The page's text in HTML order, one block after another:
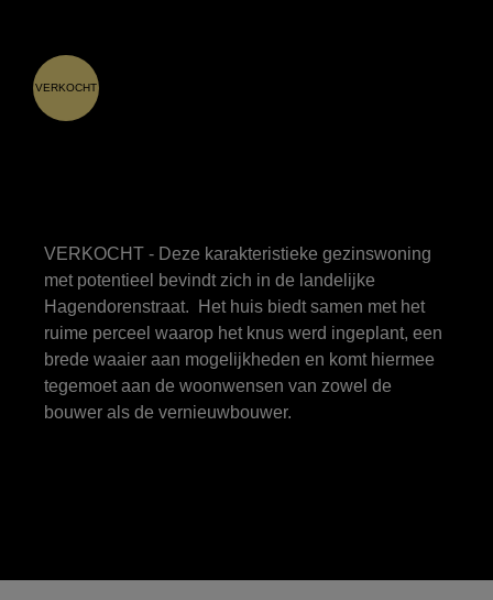
VERKOCHT
VERKOCHT - Deze karakteristieke gezinswoning
met potentieel bevindt zich in de landelijke
Hagendorenstraat. Het huis biedt samen met het
ruime perceel waarop het knus werd ingeplant, een
brede waaier aan mogelijkheden en komt hiermee
tegemoet aan de woonwensen van zowel de
bouwer als de vernieuwbouwer.